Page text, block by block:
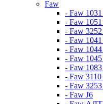
Faw
- Faw
- Faw
- Faw
- Faw
- Faw
- Faw
- Faw
- Faw
- Faw
- Faw J6